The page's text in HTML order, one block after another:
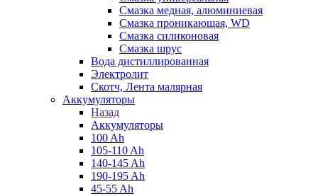
Смазка медная, алюминиевая
Смазка проникающая, WD
Смазка силиконовая
Смазка шрус
Вода дистиллированная
Электролит
Скотч, Лента малярная
Аккумуляторы
Назад
Аккумуляторы
100 Ah
105-110 Ah
140-145 Ah
190-195 Ah
45-55 Ah